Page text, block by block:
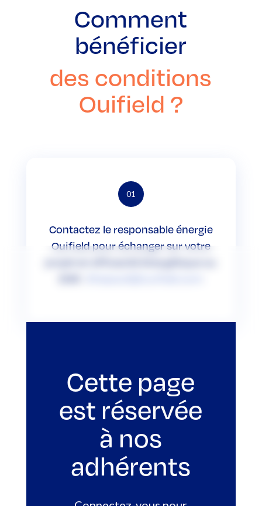
Comment
bénéficier
des conditions
Ouifield ?
01
Contactez le responsable énergie
Ouifield pour échanger sur votre
projet en efficacité énergétique ou
Cette page
est réservée
à nos
adhérents